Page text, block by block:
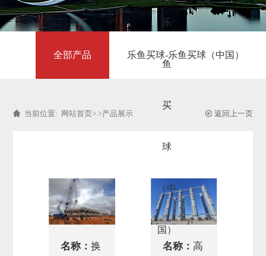
乐
鱼
买
球
（中
国）
全部产品 乐鱼买球-乐鱼买球（中国）
当前位置: 网站首页> >产品展示 返回上一页
名称：换
名称： 高